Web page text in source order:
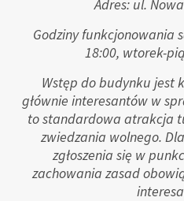
Adres: ul.
Godziny funkcjonowania
18:00, wtorek-
Wstęp do budynku jest
głównie interesantów w
to standardowa atrakcja
zwiedzania wolnego.
zgłoszenia się w
zachowania zasad